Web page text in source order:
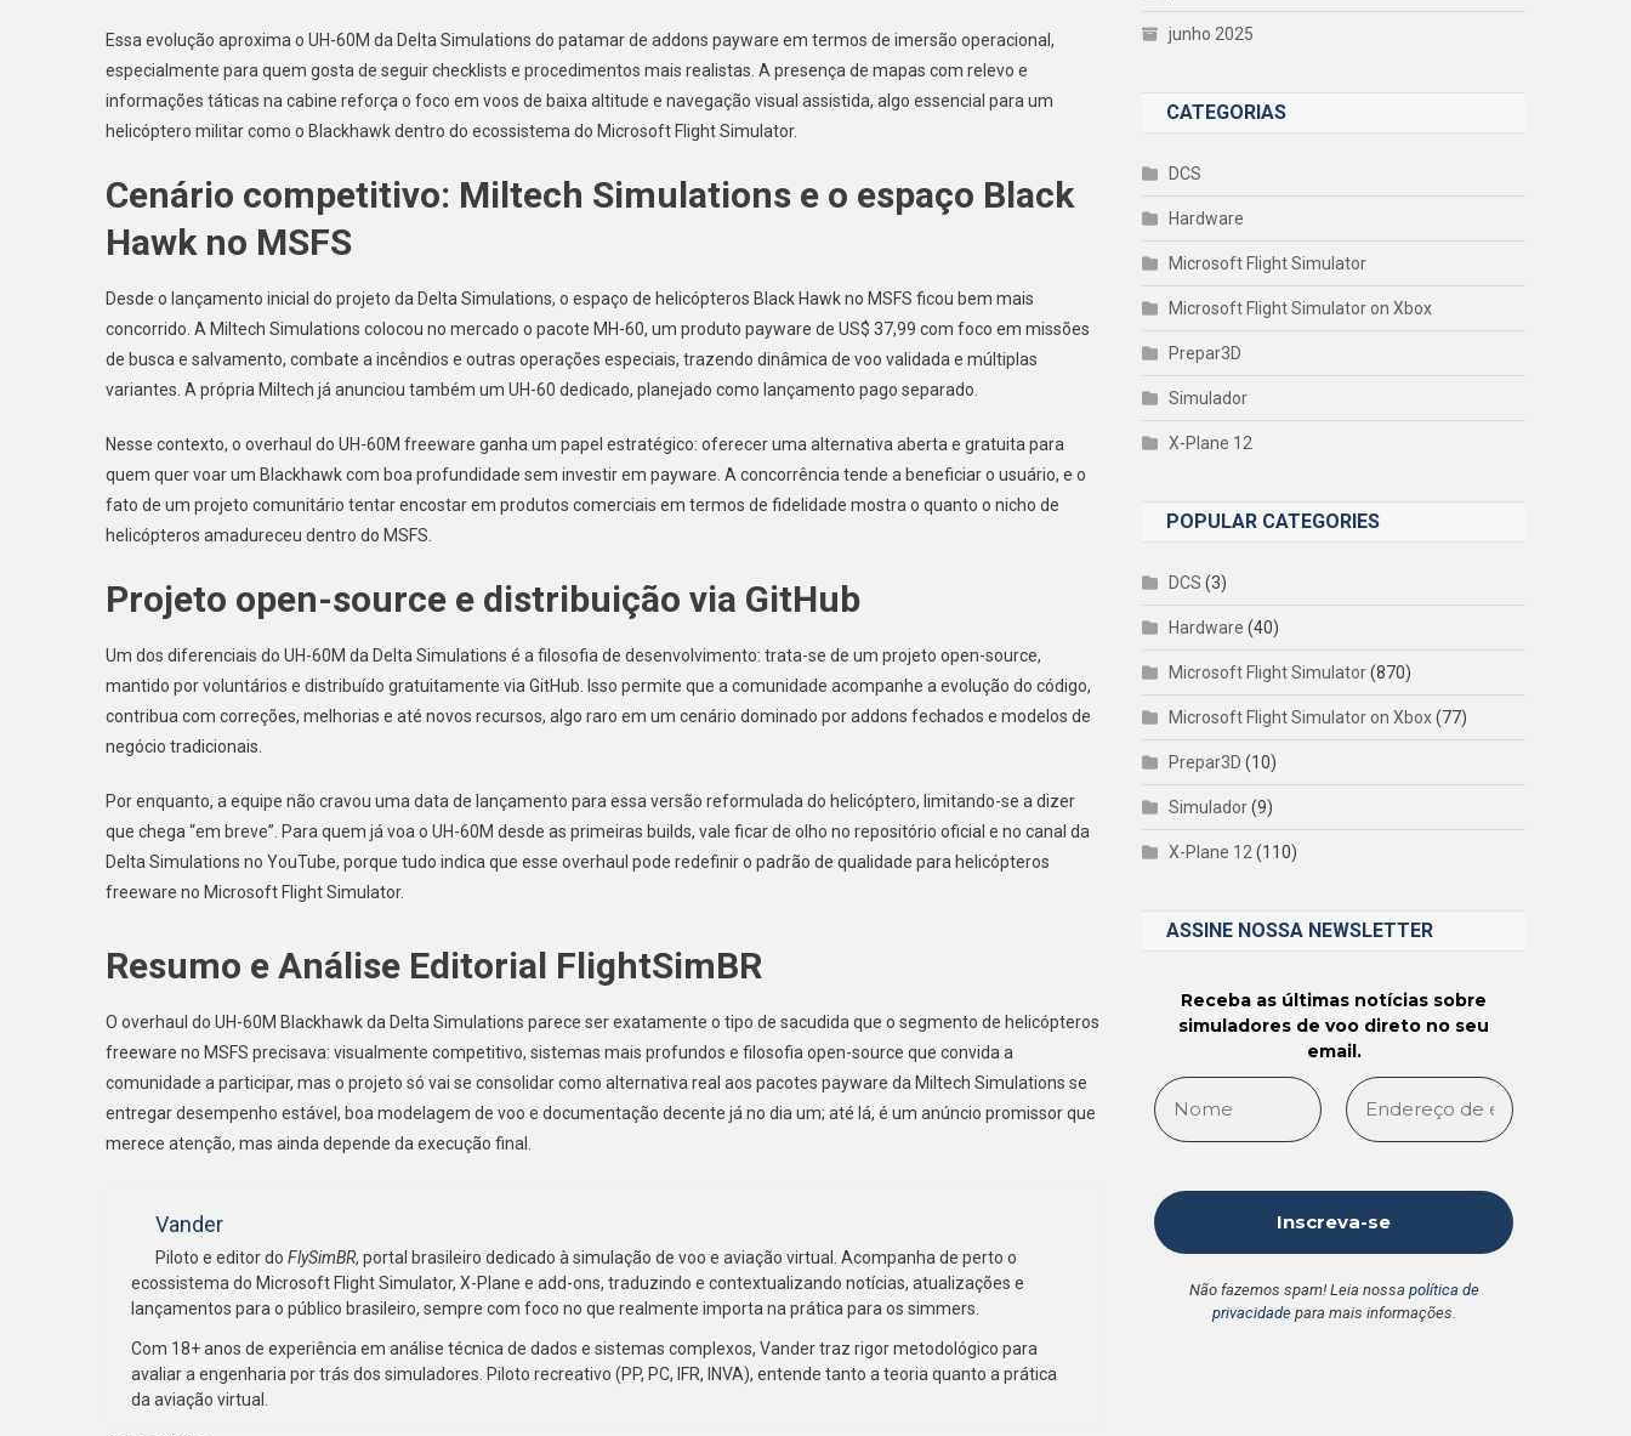
Essa evolução aproxima o UH-60M da Delta Simulations do patamar de addons payware em termos de imersão operacional,
especialmente para quem gosta de seguir checklists e procedimentos mais realistas. A presença de mapas com relevo e
informações táticas na cabine reforça o foco em voos de baixa altitude e navegação visual assistida, algo essencial para um
helicóptero militar como o Blackhawk dentro do ecossistema do Microsoft Flight Simulator.
Cenário competitivo: Miltech Simulations e o espaço Black
Hawk no MSFS
Desde o lançamento inicial do projeto da Delta Simulations, o espaço de helicópteros Black Hawk no MSFS ficou bem mais
concorrido. A Miltech Simulations colocou no mercado o pacote MH-60, um produto payware de US$ 37,99 com foco em missões
de busca e salvamento, combate a incêndios e outras operações especiais, trazendo dinâmica de voo validada e múltiplas
variantes. A própria Miltech já anunciou também um UH-60 dedicado, planejado como lançamento pago separado.
Nesse contexto, o overhaul do UH-60M freeware ganha um papel estratégico: oferecer uma alternativa aberta e gratuita para
quem quer voar um Blackhawk com boa profundidade sem investir em payware. A concorrência tende a beneficiar o usuário, e o
fato de um projeto comunitário tentar encostar em produtos comerciais em termos de fidelidade mostra o quanto o nicho de
helicópteros amadureceu dentro do MSFS.
Projeto open-source e distribuição via GitHub
Um dos diferenciais do UH-60M da Delta Simulations é a filosofia de desenvolvimento: trata-se de um projeto open-source,
mantido por voluntários e distribuído gratuitamente via GitHub. Isso permite que a comunidade acompanhe a evolução do código,
contribua com correções, melhorias e até novos recursos, algo raro em um cenário dominado por addons fechados e modelos de
negócio tradicionais.
Por enquanto, a equipe não cravou uma data de lançamento para essa versão reformulada do helicóptero, limitando-se a dizer
que chega “em breve”. Para quem já voa o UH-60M desde as primeiras builds, vale ficar de olho no repositório oficial e no canal da
Delta Simulations no YouTube, porque tudo indica que esse overhaul pode redefinir o padrão de qualidade para helicópteros
freeware no Microsoft Flight Simulator.
Resumo e Análise Editorial FlightSimBR
O overhaul do UH-60M Blackhawk da Delta Simulations parece ser exatamente o tipo de sacudida que o segmento de helicópteros
freeware no MSFS precisava: visualmente competitivo, sistemas mais profundos e filosofia open-source que convida a
comunidade a participar, mas o projeto só vai se consolidar como alternativa real aos pacotes payware da Miltech Simulations se
entregar desempenho estável, boa modelagem de voo e documentação decente já no dia um; até lá, é um anúncio promissor que
merece atenção, mas ainda depende da execução final.
Vander
Piloto e editor do FlySimBR, portal brasileiro dedicado à simulação de voo e aviação virtual. Acompanha de perto o
ecossistema do Microsoft Flight Simulator, X-Plane e add-ons, traduzindo e contextualizando notícias, atualizações e
lançamentos para o público brasileiro, sempre com foco no que realmente importa na prática para os simmers.
Com 18+ anos de experiência em análise técnica de dados e sistemas complexos, Vander traz rigor metodológico para
avaliar a engenharia por trás dos simuladores. Piloto recreativo (PP, PC, IFR, INVA), entende tanto a teoria quanto a prática
da aviação virtual.
junho 2025
CATEGORIAS
DCS
Hardware
Microsoft Flight Simulator
Microsoft Flight Simulator on Xbox
Prepar3D
Simulador
X-Plane 12
POPULAR CATEGORIES
DCS (3)
Hardware (40)
Microsoft Flight Simulator(870)
Microsoft Flight Simulator on Xbox(77)
Prepar3D (10)
Simulador(9)
X-Plane 12 (110)
ASSINE NOSSA NEWSLETTER
Receba as últimas notícias sobre
simuladores de voo direto no seu
email.
Não fazemos spam! Leia nossa política de
privacidadepara mais informações.